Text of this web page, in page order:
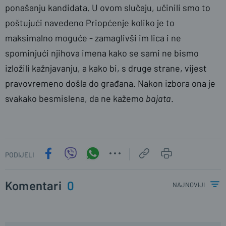
ponašanju kandidata. U ovom slučaju, učinili smo to
poštujući navedeno Priopćenje koliko je to
maksimalno moguće - zamaglivši im lica i ne
spominjući njihova imena kako se sami ne bismo
izložili kažnjavanju, a kako bi, s druge strane, vijest
pravovremeno došla do građana. Nakon izbora ona je
svakako besmislena, da ne kažemo bajata.
PODIJELI
Komentari 0 najnoviji